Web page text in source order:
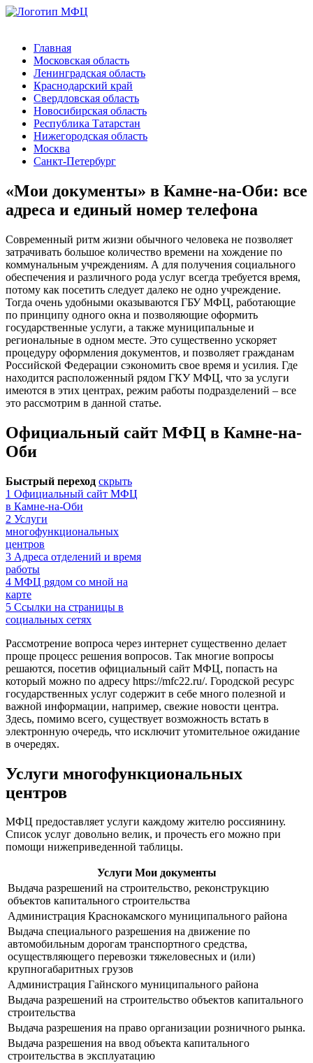
Главная
Московская область
Ленинградская область
Краснодарский край
Свердловская область
Новосибирская область
Республика Татарстан
Нижегородская область
Москва
Санкт-Петербург
«Мои документы» в Камне-на-Оби: все
адреса и единый номер телефона
Современный ритм жизни обычного человека не позволяет
затрачивать большое количество времени на хождение по
коммунальным учреждениям. А для получения социального
обеспечения и различного рода услуг всегда требуется время,
потому как посетить следует далеко не одно учреждение.
Тогда очень удобными оказываются ГБУ МФЦ, работающие
по принципу одного окна и позволяющие оформить
государственные услуги, а также муниципальные и
региональные в одном месте. Это существенно ускоряет
процедуру оформления документов, и позволяет гражданам
Российской Федерации сэкономить свое время и усилия. Где
находится расположенный рядом ГКУ МФЦ, что за услуги
имеются в этих центрах, режим работы подразделений – все
это рассмотрим в данной статье.
Официальный сайт МФЦ в Камне-на-
Оби
Быстрый переход скрыть
1 Официальный сайт МФЦ
в Камне-на-Оби
2 Услуги
многофункциональных
центров
3 Адреса отделений и время
работы
4 МФЦ рядом со мной на
карте
5 Ссылки на страницы в
социальных сетях
Рассмотрение вопроса через интернет существенно делает
проще процесс решения вопросов. Так многие вопросы
решаются, посетив официальный сайт МФЦ, попасть на
который можно по адресу https://mfc22.ru/. Городской ресурс
государственных услуг содержит в себе много полезной и
важной информации, например, свежие новости центра.
Здесь, помимо всего, существует возможность встать в
электронную очередь, что исключит утомительное ожидание
в очередях.
Услуги многофункциональных
центров
МФЦ предоставляет услуги каждому жителю россиянину.
Список услуг довольно велик, и прочесть его можно при
помощи нижеприведенной таблицы.
Услуги Мои документы
Выдача разрешений на строительство, реконструкцию
объектов капитального строительства
Администрация Краснокамского муниципального района
Выдача специального разрешения на движение по
автомобильным дорогам транспортного средства,
осуществляющего перевозки тяжеловесных и (или)
крупногабаритных грузов
Администрация Гайнского муниципального района
Выдача разрешений на строительство объектов капитального
строительства
Выдача разрешения на право организации розничного рынка.
Выдача разрешения на ввод объекта капитального
строительства в эксплуатацию